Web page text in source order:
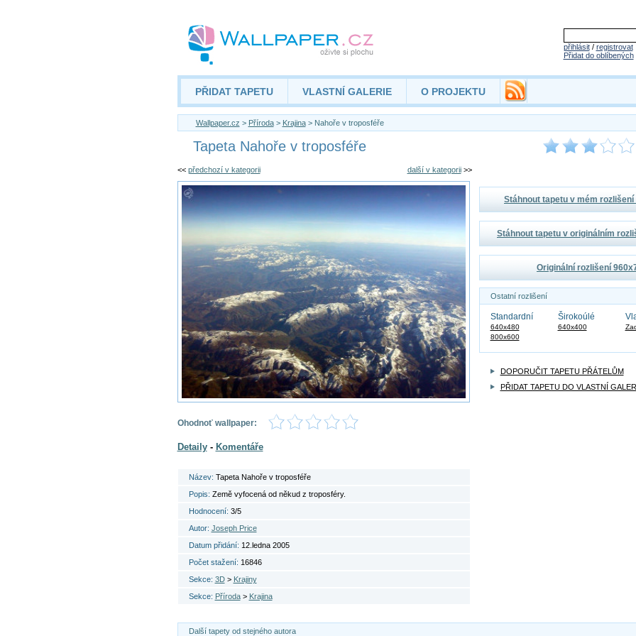
přihlásit/ registrovat
Přidat do oblíbených
PŘIDAT TAPETU VLASTNÍ GALERIE O PROJEKTU
Wallpaper.cz > Příroda> Krajina> Nahoře v troposféře
Tapeta Nahoře v troposféře
<< předchozí v kategorii další v kategorii>>
Ohodnoť wallpaper:
Detaily- Komentáře
Název: Tapeta Nahoře v troposféře
Popis: Země vyfocená od někud z troposféry.
Hodnocení: 3/5
Autor: Joseph Price
Datum přidání: 12.ledna 2005
Počet stažení: 16846
Sekce: 3D> Krajiny
Sekce: Příroda> Krajina
Stáhnout tapetu v mém rozlišení
Stáhnout tapetu v originálním
Originální rozlišení
Ostatní rozlišení
Standardní
640x480
800x600
Širokoúlé
640x400
DOPORUČIT TAPETU PŘÁTELŮM
PŘIDAT TAPETU DO VLASTNÍ
Další tapety od stejného autora